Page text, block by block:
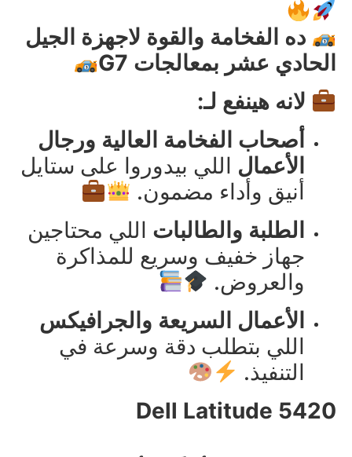
ده الفخامة والقوة لاجهزة الجيل
الحادي عشر بمعالجات G7
لانه هينفع لـ:
أصحاب الفخامة العالية ورجال
الأعمال اللي بيدوروا على ستايل
أنيق وأداء مضمون.
الطلبة والطالبات اللي محتاجين
جهاز خفيف وسريع للمذاكرة
والعروض.
الأعمال السريعة والجرافيكس
اللي بتطلب دقة وسرعة في
التنفيذ.
Dell Latitude 5420